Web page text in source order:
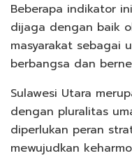
Beberapa indikator
dijaga dengan baik
masyarakat sebagai
berbangsa dan
Sulawesi Utara
dengan pluralitas
diperlukan peran
mewujudkan